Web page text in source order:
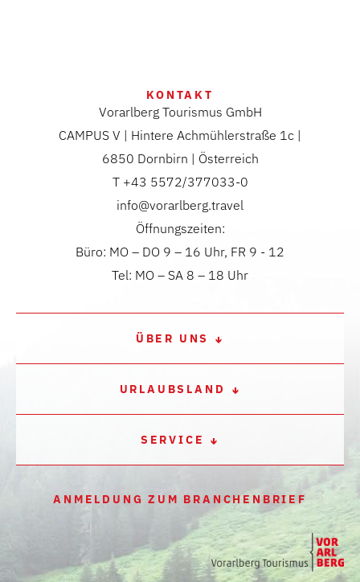
KONTAKT
Vorarlberg Tourismus GmbH
CAMPUS V | Hintere Achmühlerstraße 1c |
6850 Dornbirn | Österreich
T +43 5572/377033-0
info@vorarlberg.travel
Öffnungszeiten:
Büro: MO – DO 9 – 16 Uhr, FR 9 - 12
Tel: MO – SA 8 – 18 Uhr
ÜBER UNS
URLAUBSLAND
SERVICE
ANMELDUNG ZUM BRANCHENBRIEF